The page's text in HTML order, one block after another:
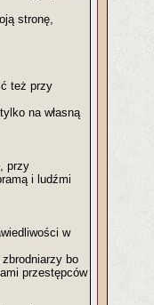
stronę,
też przy
na własną
przy
i ludźmi
w
bo
przestępców